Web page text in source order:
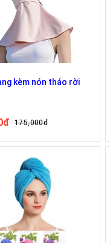
kèm nón tháo rời
175,000đ